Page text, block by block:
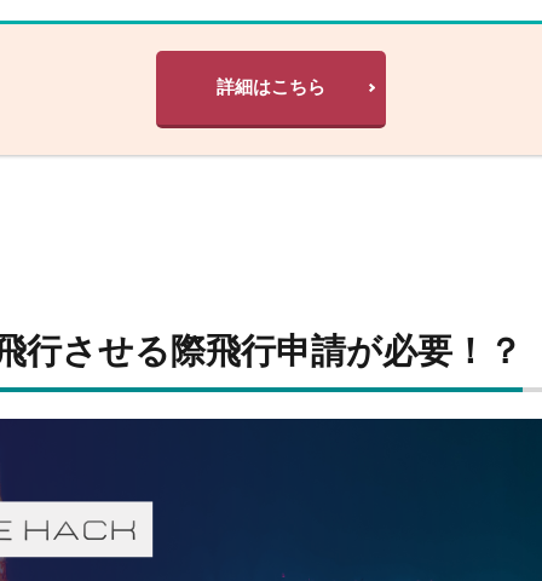
詳細はこちら
行させる際飛行申請が必要！？